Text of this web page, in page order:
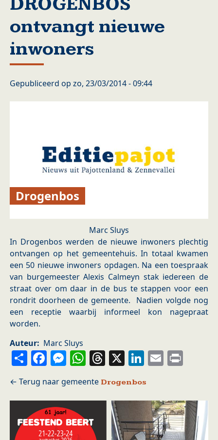
ontvangt nieuwe
inwoners
Gepubliceerd op zo, 23/03/2014 - 09:44
Drogenbos
Marc Sluys
In Drogenbos werden de nieuwe inwoners plechtig
ontvangen op het gemeentehuis. In totaal kwamen
een 50 nieuwe inwoners opdagen. Na een toespraak
van burgemeester Alexis Calmeyn stak iedereen de
straat over om daar in de bus te stappen voor een
rondrit doorheen de gemeente. Nadien volgde nog
een receptie waarbij informeel kon nagepraat
worden.
Auteur
Marc Sluys
ShareFacebook
Messenger
WhatsApp
Threads
X LinkedIn
Email
Drogenbos